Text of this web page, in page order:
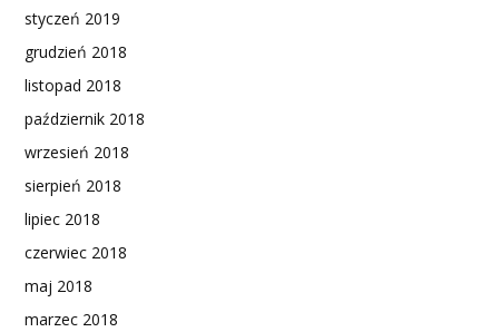
styczeń 2019
grudzień 2018
listopad 2018
październik 2018
wrzesień 2018
sierpień 2018
lipiec 2018
czerwiec 2018
maj 2018
marzec 2018